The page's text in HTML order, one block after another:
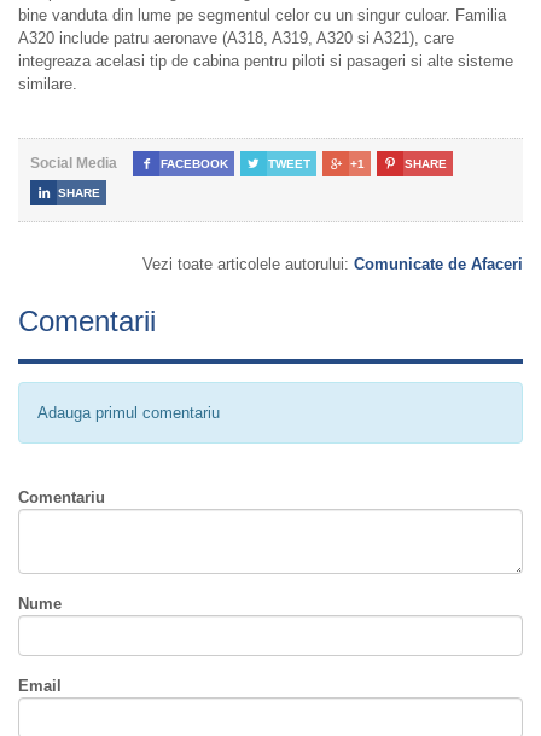
bine vanduta din lume pe segmentul celor cu un singur culoar. Familia
A320 include patru aeronave (A318, A319, A320 si A321), care
integreaza acelasi tip de cabina pentru piloti si pasageri si alte sisteme
similare.
Social Media  FACEBOOK  TWEET  +1  SHARE
 SHARE
Vezi toate articolele autorului: Comunicate de Afaceri
Comentarii
Adauga primul comentariu
Comentariu
Nume
Email